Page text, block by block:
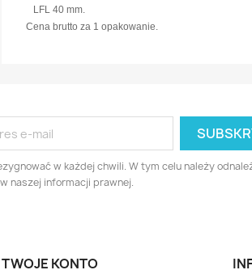
LFL 40 mm.
Cena brutto za 1 opakowanie.
w każdej chwili. W tym celu należy
naszej informacji prawnej.
TWOJE KONTO